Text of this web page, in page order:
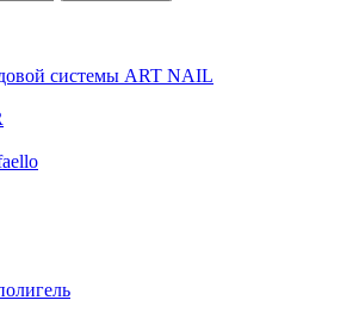
системы ART NAIL